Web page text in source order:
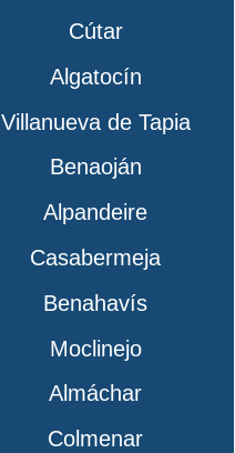
Cútar
Algatocín
Villanueva de Tapia
Benaoján
Alpandeire
Casabermeja
Benahavís
Moclinejo
Almáchar
Colmenar